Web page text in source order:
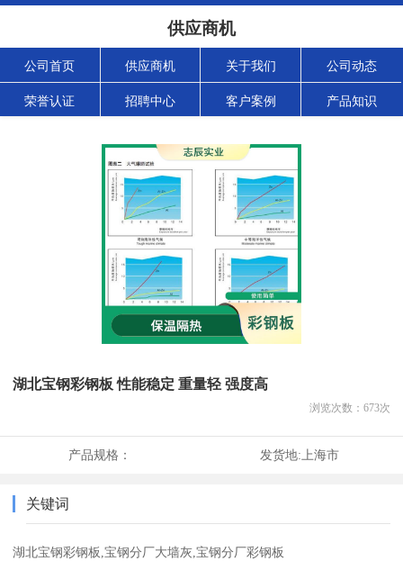
供应商机
公司首页 供应商机 关于我们 公司动态
荣誉认证 招聘中心 客户案例 产品知识
湖北宝钢彩钢板 性能稳定 重量轻 强度高
浏览次数： 673次
产品规格： 发货地: 上海市
关键词
湖北宝钢彩钢板,宝钢分厂大墙灰,宝钢分厂彩钢板